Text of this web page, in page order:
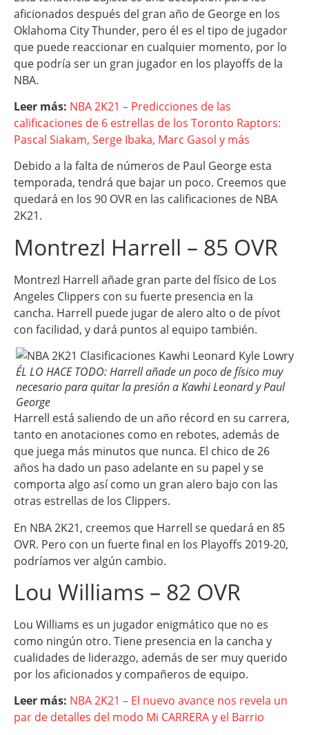
aficionados después del gran año de George en los
Oklahoma City Thunder, pero él es el tipo de jugador
que puede reaccionar en cualquier momento, por lo
que podría ser un gran jugador en los playoffs de la
NBA.
Leer más: NBA 2K21 – Predicciones de las
calificaciones de 6 estrellas de los Toronto Raptors:
Pascal Siakam, Serge Ibaka, Marc Gasol y más
Debido a la falta de números de Paul George esta
temporada, tendrá que bajar un poco. Creemos que
quedará en los 90 OVR en las calificaciones de NBA
2K21.
Montrezl Harrell – 85 OVR
Montrezl Harrell añade gran parte del físico de Los
Angeles Clippers con su fuerte presencia en la
cancha. Harrell puede jugar de alero alto o de pívot
con facilidad, y dará puntos al equipo también.
ÉL LO HACE TODO: Harrell añade un poco de físico muy
necesario para quitar la presión a Kawhi Leonard y Paul
George
Harrell está saliendo de un año récord en su carrera,
tanto en anotaciones como en rebotes, además de
que juega más minutos que nunca. El chico de 26
años ha dado un paso adelante en su papel y se
comporta algo así como un gran alero bajo con las
otras estrellas de los Clippers.
En NBA 2K21, creemos que Harrell se quedará en 85
OVR. Pero con un fuerte final en los Playoffs 2019-20,
podríamos ver algún cambio.
Lou Williams – 82 OVR
Lou Williams es un jugador enigmático que no es
como ningún otro. Tiene presencia en la cancha y
cualidades de liderazgo, además de ser muy querido
por los aficionados y compañeros de equipo.
Leer más: NBA 2K21 – El nuevo avance nos revela un
par de detalles del modo Mi CARRERA y el Barrio